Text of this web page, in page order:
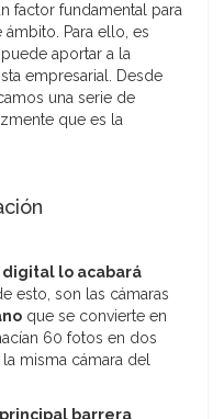
factor fundamental para
Para ello, es
aportar a la
empresarial. Desde
una serie de
que es la
digital lo acabará
esto, son las cámaras
que se convierte en
60 fotos en dos
misma cámara del
barrera.